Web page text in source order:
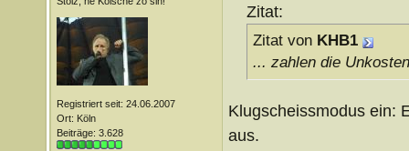
Registriert seit: 24.06.2007
Ort: Köln
Beiträge: 3.628
Zitat:
Zitat von KHB1
... zahlen die
Klugscheissmodus ein:
aus.